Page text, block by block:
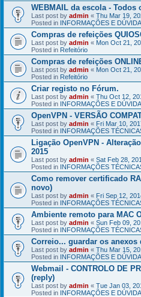
WEBMAIL da escola - Todos
Last post by admin « Thu Mar 19,
Posted in INFORMAÇÕES E
Compras de refeições
Last post by admin « Mon Oct 21,
Posted in Refeitório
Compras de refeições
Last post by admin « Mon Oct 21,
Posted in Refeitório
Criar registo no Fórum.
Last post by admin « Thu Oct 12,
Posted in INFORMAÇÕES E
OpenVPN - VERSÃO
Last post by admin « Fri Mar 10,
Posted in INFORMAÇÕES
Ligação OpenVPN -
2015
Last post by admin « Sat Feb 28,
Posted in INFORMAÇÕES
Como remover certificado
novo)
Last post by admin « Fri Sep 12,
Posted in INFORMAÇÕES
Ambiente remoto para MAC
Last post by admin « Sun Feb 09,
Posted in INFORMAÇÕES
Correio... guardar os
Last post by admin « Thu Mar 15,
Posted in INFORMAÇÕES E
Webmail - CONTROLO DE
(reply)
Last post by admin « Tue Jan 03,
Posted in INFORMAÇÕES E